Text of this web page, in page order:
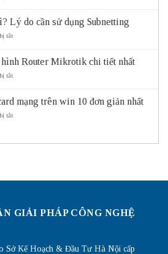
lợi
của
thống
thông
ITS
là
Mask
động
Lý do cần sử dụng Subnetting
tắtở
gì?
sử
dụng
Subnetting
hình Router Mikrotik chi tiết nhất
tắtở
cấumạng trên win 10 đơn giản nhất
tắtở
tra
nhất
GIẢI PHÁP CÔNG NGHỆ
Sở Kế Hoạch & Đầu Tư Hà Nội cấp